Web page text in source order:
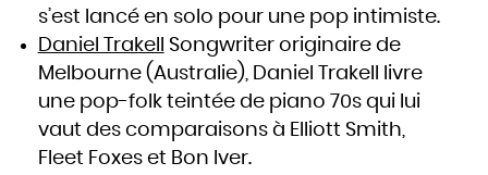
s’est lancé en solo pour une pop intimiste.
Daniel Trakell
Songwriter originaire de
Melbourne (Australie), Daniel Trakell livre
une pop-folk teintée de piano 70s qui lui
vaut des comparaisons à Elliott Smith,
Fleet Foxes et Bon Iver.